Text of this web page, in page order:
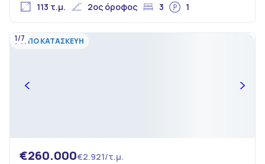
113 τ.μ.
2ος όροφος 3 1
ΥΠΟ ΚΑΤΑΣΚΕΥΗ
1/7
€260.000€2.921/τ.μ.